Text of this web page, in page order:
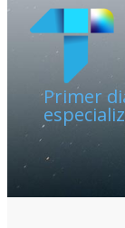
Primer